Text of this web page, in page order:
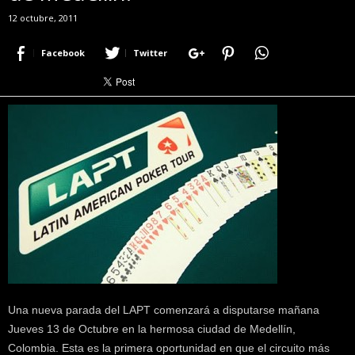
c
12 octubre, 2011
Facebook Twitter
Una nueva parada del LAPT comenzará a disputarse mañana
Jueves 13 de Octubre en la hermosa ciudad de Medellín,
Colombia. Esta es la primera oportunidad en que el circuito más